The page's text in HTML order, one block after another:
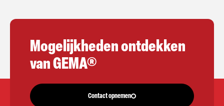
Mogelijkheden ontdekken
van GEMA®
Contact opnemen